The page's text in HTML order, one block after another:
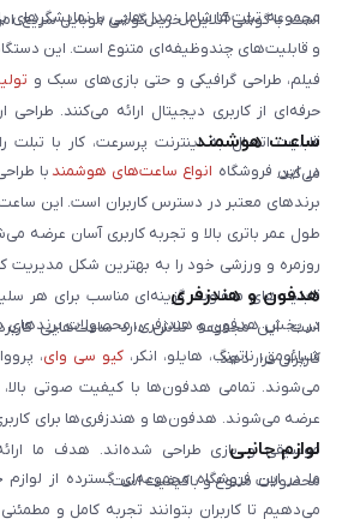
است. با گوشی آنلاین، خرید گوشی موبایل سریع،
مجموعه تبلت‌ها شامل مدل‌هایی با نمایشگرهای
و قابلیت‌های چندوظیفه‌ای متنوع است. این
فیلم، طراحی گرافیکی و حتی بازی‌های سبک و
حرفه‌ای از کاربری دیجیتال ارائه می‌کنند. طراحی
قابلیت اتصال به اینترنت پرسرعت، کار با
می‌کند.
ساعت هوشمند
در این فروشگاه انواع ساعت‌های هوشمند با
برندهای معتبر در دسترس کاربران است. این
طول عمر باتری بالا و تجربه کاربری آسان عرضه
روزمره و ورزشی خود را به بهترین شکل مدیریت
قابلیت‌های متفاوت، گزینه‌ای مناسب برای هر
است. این مجموعه تلاش دارد ساعت‌هایی
کاربران قرار دهد.
هدفون و هندزفری
در بخش هدفون و هندزفری، محصولات برندهای
شیائومی، ناتینگ، هایلو، انکر، کیو سی وای،
می‌شوند. تمامی هدفون‌ها با کیفیت صوتی بالا،
عرضه می‌شوند. هدفون‌ها و هندزفری‌ها برای
موسیقی و بازی طراحی شده‌اند. هدف ما
محصولات متنوع و باکیفیت است.
لوازم جانبی
ما در این فروشگاه مجموعه‌ای گسترده از لوازم
می‌دهیم تا کاربران بتوانند تجربه کامل و